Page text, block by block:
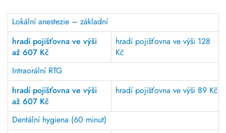
Lokální anestezie – základní
hradí pojišťovna ve výši
až 607 Kč
hradí pojišťovna ve výši 128
Kč
Intraorální RTG
hradí pojišťovna ve výši
až 607 Kč
hradí pojišťovna ve výši 89 Kč
Dentální hygiena (60 minut)